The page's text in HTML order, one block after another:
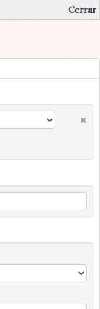
Cerrar